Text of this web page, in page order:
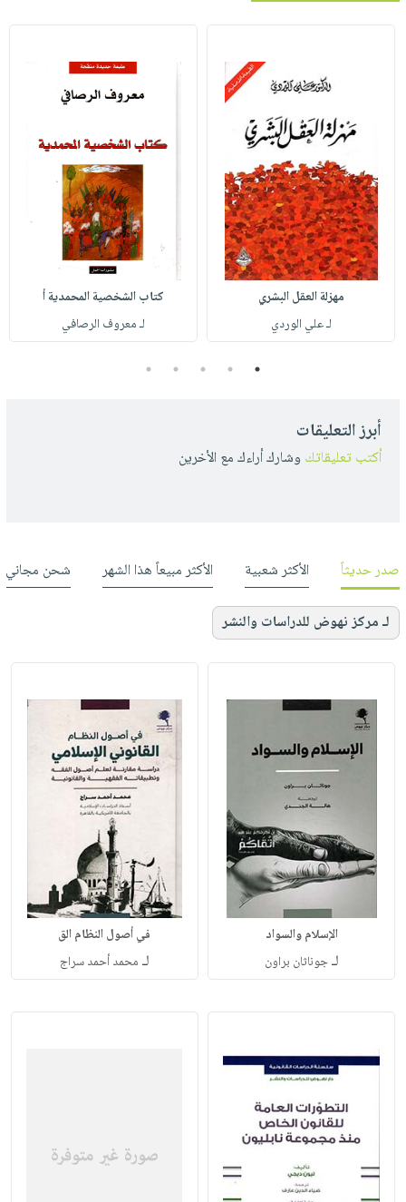
مهزلة العقل البشري
لـ علي الوردي
كتاب الشخصية المحمدية أ
لـ معروف الرصافي
1
2
3
4
5
أبرز التعليقات
أكتب تعليقاتك وشارك أراءك مع الأخرين
صدر حديثاً الأكثر شعبية الأكثر مبيعاً هذا الشهر شحن مجاني
لـ مركز نهوض للدراسات والنشر
الإسلام والسواد
لـجوناثان براون
في أصول النظام الق
لـ محمد أحمد سراج